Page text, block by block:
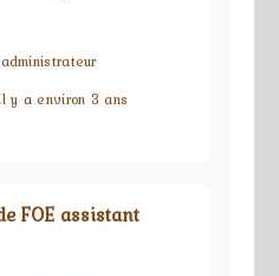
administrateur
y a environ 3 ans
FOE assistant